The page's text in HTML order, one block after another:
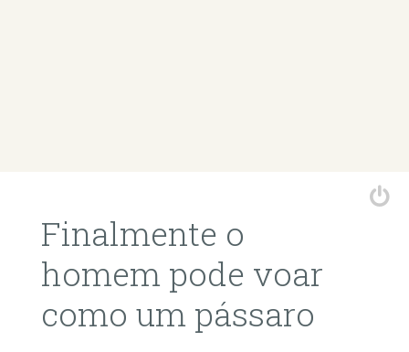
Finalmente o
homem pode voar
como um pássaro